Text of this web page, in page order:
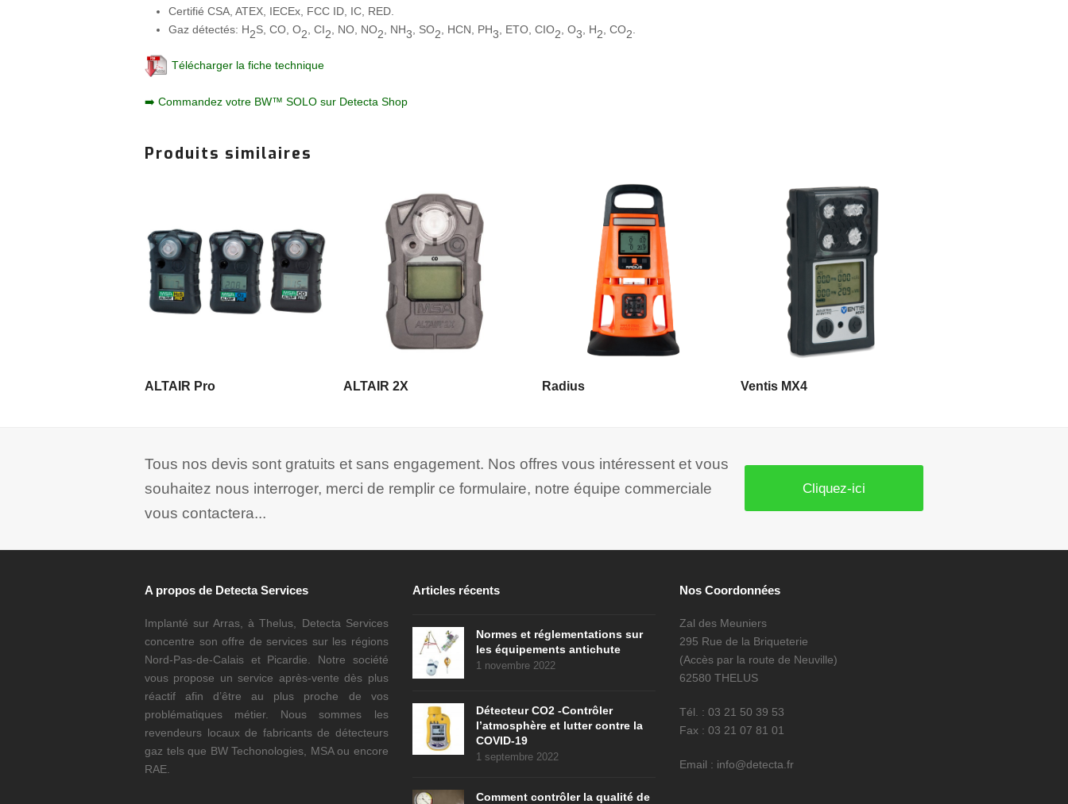
Certifié CSA, ATEX, IECEx, FCC ID, IC, RED.
Gaz détectés: H2S, CO, O2 , CI2 , NO, NO2 , NH3 , SO2 , HCN, PH3 , ETO, CIO2 , O3 , H2 , CO2
Télécharger la fiche technique
➡️ Commandez votre BW™ SOLO sur Detecta Shop
Produits similaires
LIRE LA SUITE
ALTAIR Pro LIRE LA SUITE
ALTAIR 2X Radius LIRE LA SUITE
Ventis MX4
Tous nos devis sont gratuits et sans engagement. Nos offres vous intéressent et vous
souhaitez nous interroger, merci de remplir ce formulaire, notre équipe commerciale
vous contactera...
Cliquez-ici
A propos de Detecta Services
Implanté sur Arras, à Thelus, Detecta Services
concentre son offre de services sur les régions
Nord-Pas-de-Calais et Picardie. Notre société
vous propose un service après-vente dès plus
réactif afin d’être au plus proche de vos
problématiques métier. Nous sommes les
revendeurs locaux de fabricants de détecteurs
gaz tels que BW Techonologies, MSA ou encore
RAE.
Articles récents
Normes et réglementations sur
les équipements antichute
1 novembre 2022
Détecteur CO2 -Contrôler
l’atmosphère et lutter contre la
COVID-19
1 septembre 2022
Comment contrôler la qualité de
Nos Coordonnées
Zal des Meuniers
295 Rue de la Briqueterie
(Accès par la route de Neuville)
62580 THELUS
Tél. : 03 21 50 39 53
Fax : 03 21 07 81 01
Email : info@detecta.fr